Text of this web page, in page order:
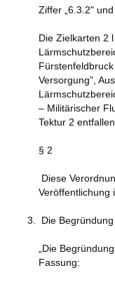
Ziffer „6.3.2"
Die Zielkarten 2
Versorgung",
– Militärischer
Tektur 2
§ 2
Diese
Veröffentlichung
Die
„Die
Fassung: